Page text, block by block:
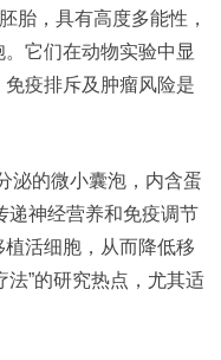
胎，具有高度多能性，
它们在动物实验中显
疫排斥及肿瘤风险是
泌的微小囊泡，内含蛋
递神经营养和免疫调节
活细胞，从而降低移
法”的研究热点，尤其适